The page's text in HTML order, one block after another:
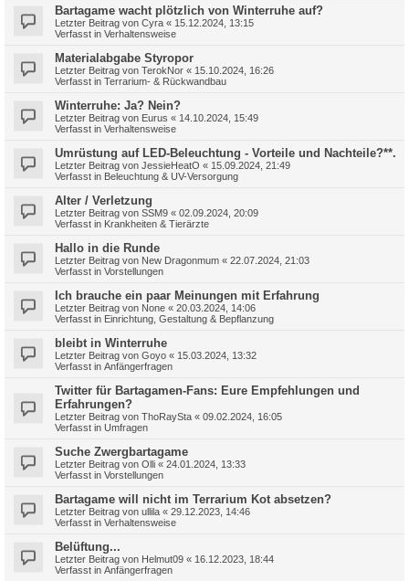
Bartagame wacht plötzlich von Winterruhe auf?
Letzter Beitrag von Cyra « 15.12.2024, 13:15
Verfasst in Verhaltensweise
Materialabgabe Styropor
Letzter Beitrag von TerokNor « 15.10.2024, 16:26
Verfasst in Terrarium- & Rückwandbau
Winterruhe: Ja? Nein?
Letzter Beitrag von Eurus « 14.10.2024, 15:49
Verfasst in Verhaltensweise
Umrüstung auf LED-Beleuchtung - Vorteile und Nachteile?**.
Letzter Beitrag von JessieHeatO « 15.09.2024, 21:49
Verfasst in Beleuchtung & UV-Versorgung
Alter / Verletzung
Letzter Beitrag von SSM9 « 02.09.2024, 20:09
Verfasst in Krankheiten & Tierärzte
Hallo in die Runde
Letzter Beitrag von New Dragonmum « 22.07.2024, 21:03
Verfasst in Vorstellungen
Ich brauche ein paar Meinungen mit Erfahrung
Letzter Beitrag von None « 20.03.2024, 14:06
Verfasst in Einrichtung, Gestaltung & Bepflanzung
bleibt in Winterruhe
Letzter Beitrag von Goyo « 15.03.2024, 13:32
Verfasst in Anfängerfragen
Twitter für Bartagamen-Fans: Eure Empfehlungen und
Erfahrungen?
Letzter Beitrag von ThoRaySta « 09.02.2024, 16:05
Verfasst in Umfragen
Suche Zwergbartagame
Letzter Beitrag von Olli « 24.01.2024, 13:33
Verfasst in Vorstellungen
Bartagame will nicht im Terrarium Kot absetzen?
Letzter Beitrag von ullila « 29.12.2023, 14:46
Verfasst in Verhaltensweise
Belüftung...
Letzter Beitrag von Helmut09 « 16.12.2023, 18:44
Verfasst in Anfängerfragen